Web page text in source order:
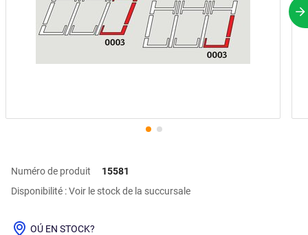
Numéro de produit
15581
Disponibilité : Voir le stock de la succursale
OÚ EN STOCK?